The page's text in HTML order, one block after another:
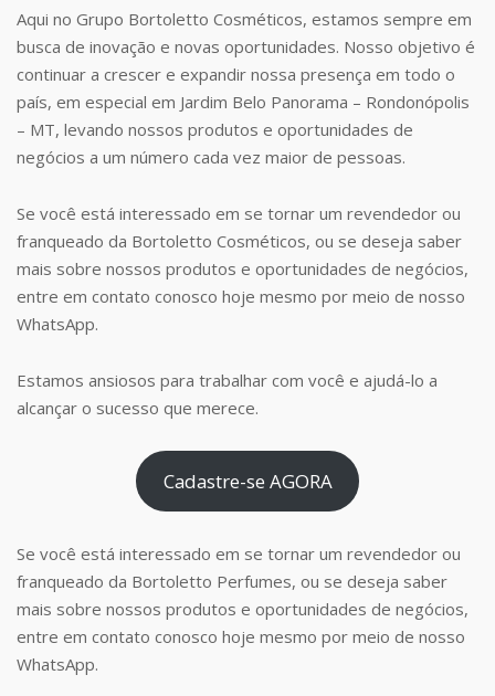
Aqui no Grupo Bortoletto Cosméticos, estamos sempre em
busca de inovação e novas oportunidades. Nosso objetivo é
continuar a crescer e expandir nossa presença em todo o
país, em especial em Jardim Belo Panorama – Rondonópolis
– MT, levando nossos produtos e oportunidades de
negócios a um número cada vez maior de pessoas.
Se você está interessado em se tornar um revendedor ou
franqueado da Bortoletto Cosméticos, ou se deseja saber
mais sobre nossos produtos e oportunidades de negócios,
entre em contato conosco hoje mesmo por meio de nosso
WhatsApp.
Estamos ansiosos para trabalhar com você e ajudá-lo a
alcançar o sucesso que merece.
Cadastre-se AGORA
Se você está interessado em se tornar um revendedor ou
franqueado da Bortoletto Perfumes, ou se deseja saber
mais sobre nossos produtos e oportunidades de negócios,
entre em contato conosco hoje mesmo por meio de nosso
WhatsApp.